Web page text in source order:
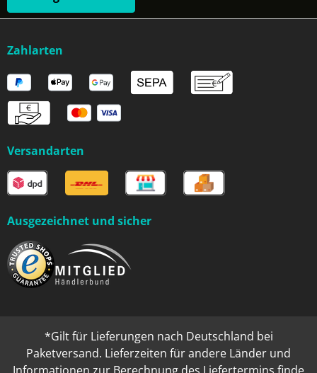
Zahlarten
Versandarten
Ausgezeichnet und sicher
*Gilt für Lieferungen nach Deutschland bei
Paketversand. Lieferzeiten für andere Länder und